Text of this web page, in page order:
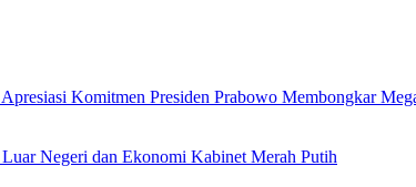
Komitmen Presiden Prabowo Membongkar
Negeri dan Ekonomi Kabinet Merah Putih